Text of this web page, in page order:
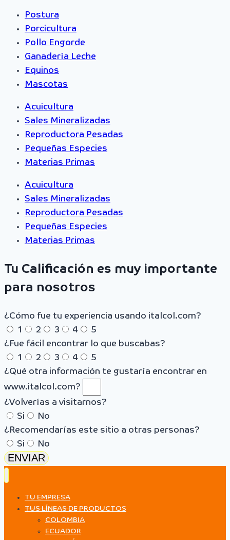
Postura
Porcicultura
Pollo Engorde
Ganadería Leche
Equinos
Mascotas
Acuicultura
Sales Mineralizadas
Reproductora Pesadas
Pequeñas Especies
Materias Primas
Acuicultura
Sales Mineralizadas
Reproductora Pesadas
Pequeñas Especies
Materias Primas
Tu Calificación es muy importante
para nosotros
¿Cómo fue tu experiencia usando italcol.com?
1
2 3 4
5
¿Fue fácil encontrar lo que buscabas?
1
2 3 4
5
¿Qué otra información te gustaría encontrar en
www.italcol.com?
¿Volverías a visitarnos?
Si
No
¿Recomendarías este sitio a otras personas?
Si
No
ENVIAR
TU EMPRESA
TUS LÍNEAS DE PRODUCTOS
COLOMBIA
ECUADOR